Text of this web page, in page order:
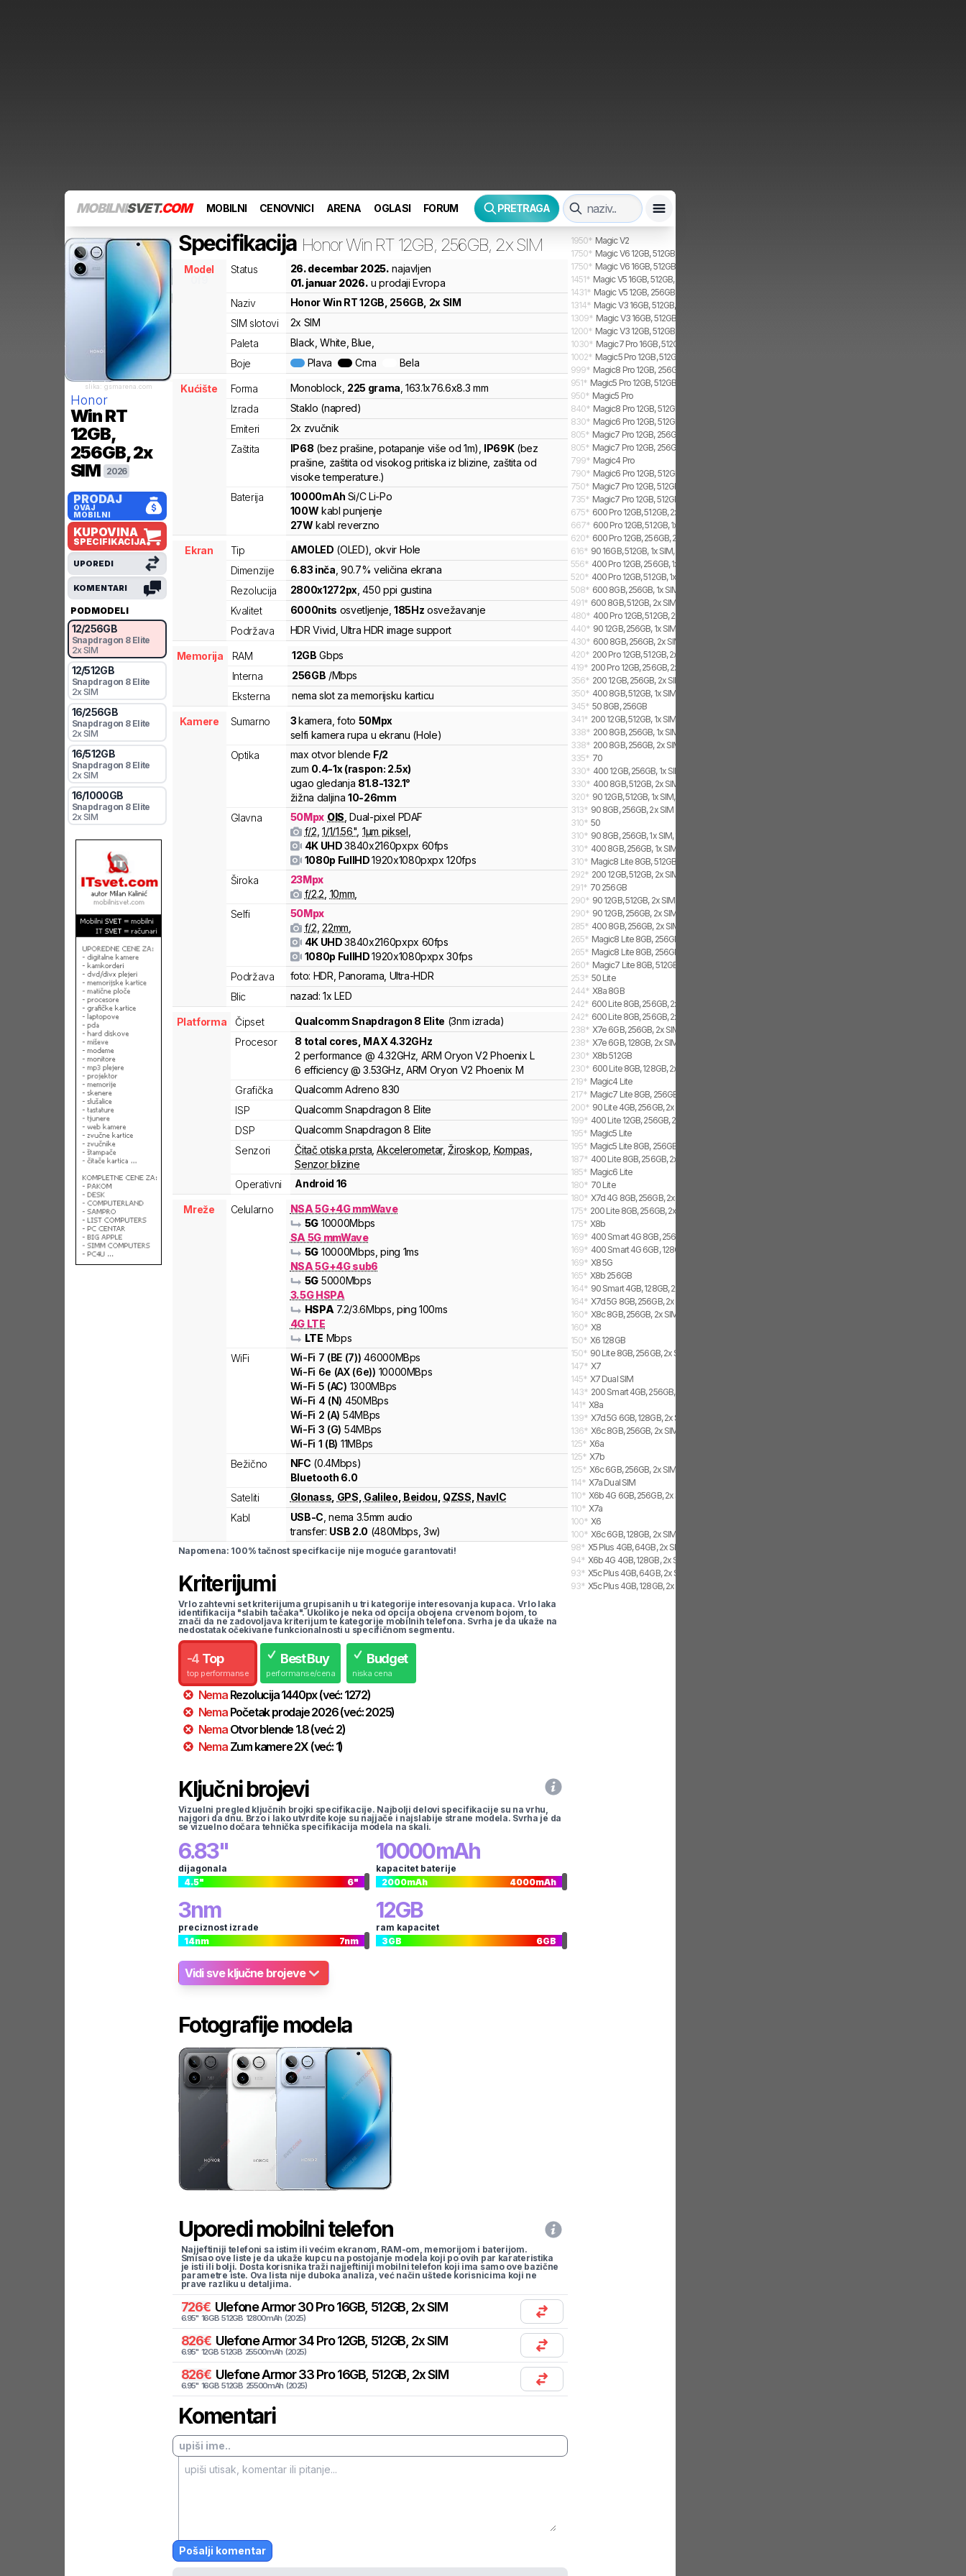
MOBILNISVET.COM MOBILNI CENOVNICI ARENA OGLASI FORUM PRETRAGA
slika: gsmarena.com
Honor
Win RT
12GB,
256GB, 2x
SIM
2026
PRODAJ
OVAJ
MOBILNI
KUPOVINA
SPECIFIKACIJA
KOMENTARI
UPOREDI
PODMODELI
12/256GB
Snapdragon 8 Elite
2x SIM
12/512GB
Snapdragon 8 Elite
2x SIM
16/256GB
Snapdragon 8 Elite
2x SIM
16/512GB
Snapdragon 8 Elite
2x SIM
16/1000GB
Snapdragon 8 Elite
2x SIM
Specifikacija HonorWin RT 12GB, 256GB, 2x SIM
Model
Status 26. decembar 2025. najavljen
01. januar 2026. u prodaji Evropa
Naziv
HonorWin RT 12GB, 256GB, 2x SIM
SIM slotovi
2x SIM
Paleta
Black, White, Blue,
Boje
Plava Crna Bela
Kućište Forma Monoblock 225 grama ,163.1x76.6x8.3 mm
Izrada
Staklo (napred)
Emiteri
2x zvučnik
Zaštita
IP68 (bez prašine, potapanje više od 1m) IP69K (bez
prašine, zaštita od visokog pritiska iz blizine, zaštita od
visoke temperature.)
Baterija
10000mAh Si/C Li-Po
100W kabl punjenje
27W kabl reverzno
Ekran Tip AMOLED (OLED) , okvir Hole
Dimenzije
6.83 inča , 90.7% veličina ekrana
Rezolucija
2800x1272px ,450 ppi gustina
Kvalitet
6000nits osvetljenje 185Hz osvežavanje
Podržava
HDR Vivid ,Ultra HDR image support
Memorija RAM 12GB Gbps
Interna
256GB /Mbps
Eksterna
nema slot za memorijsku karticu
Kamere Sumarno 3kamera foto 50Mpx
selfi kamera rupa u ekranu (Hole)
Optika
max otvor blende F/2
zum 0.4-1x (raspon: 2.5x)
ugao gledanja 81.8-132.1°
žižna daljina 10-26mm
Glavna
50Mpx OIS ,Dual-pixel PDAF
f/2 1/1/1.56" 1µm piksel
4K UHD 3840x2160pxpx 60fps
1080p FullHD1920x1080pxpx120fps
Široka
23Mpx
f/2.2 10mm
Selfi
50Mpx
f/2 22mm
4K UHD 3840x2160pxpx 60fps
1080p FullHD1920x1080pxpx30fps
Podržava
foto: HDR, Panorama, Ultra-HDR
Blic
nazad: 1x LED
Platforma Čipset QualcommSnapdragon 8 Elite (3nm izrada)
Procesor
8 total cores , MAX 4.32GHz
2 performance @ 4.32GHz, ARM Oryon V2 Phoenix L
6 efficiency @ 3.53GHz,ARM Oryon V2 Phoenix M
Grafička
Qualcomm Adreno 830
ISP
Qualcomm Snapdragon 8 Elite
DSP
Qualcomm Snapdragon 8 Elite
Senzori
Čitač otiska prsta ,Akcelerometar,Žiroskop Kompas
Senzor blizine
Operativni
Android 16
Mreže Celularno
NSA 5G+4G mmWave
5G 10000Mbps
SA 5G mmWave
5G 10000Mbps , ping 1ms
NSA 5G+4G sub6
5G 5000Mbps
3.5G HSPA
HSPA 7.2/3.6Mbps , ping 100ms
4G LTE
LTE Mbps
WiFi
Wi-Fi 7 (BE (7)) 46000MBps
Wi-Fi 6e (AX (6e)) 10000MBps
Wi-Fi 5 (AC) 1300MBps
Wi-Fi 4 (N) 450MBps
Wi-Fi 2 (A) 54MBps
Wi-Fi 3 (G) 54MBps
Wi-Fi 1 (B) 11MBps
Bežično
NFC (0.4Mbps)
Bluetooth 6.0
Sateliti
Glonass GPS Galileo Beidou QZSS NavIC
Kabl
USB-C , nema 3.5mm audio
transfer: USB 2.0 (480Mbps,3w)
Napomena: 100% tačnost specifkacije nije moguće garantovati!
Kriterijumi
Vrlo zahtevni set kriterijuma grupisanih u tri kategorije interesovanja kupaca. Vrlo laka
identifikacija "slabih tačaka". Ukoliko je neka od opcija obojena crvenom bojom, to
znači da ne zadovoljava kriterijum te kategorije mobilnih telefona. Svrha je da ukaže na
nedostatak očekivane funkcionalnosti u specifičnom segmentu.
-4 Top
top performanse
Best Buy
performanse/cena
Budget
niska cena
Nema Rezolucija1440px(već: 1272)
Nema Početak prodaje2026(već:2025)
Nema Otvor blende 1.8(već: 2)
Nema Zum kamere2X(već: 1)
Ključni brojevi
Vizuelni pregled ključnih brojki specifikacije. Najbolji delovi specifikacije su na vrhu,
najgori da dnu. Brzo i lako utvrdite koje su najjače i najslabije strane modela. Svrha je da
se vizuelno dočara tehnička specifikacija modela na skali.
6.83"
dijagonala
4.5" 6"
10000mAh
kapacitet baterije
2000mAh 4000mAh
3nm
preciznost izrade
14nm 7nm
12GB
ram kapacitet
3GB 6GB
Vidi sve ključne brojeve
Fotografije modela
Uporedi mobilni telefon
Najjeftiniji telefoni sa istim ili većim ekranom, RAM-om, memorijom i baterijom.
Smisao ove liste je da ukaže kupcu na postojanje modela koji po ovih par karateristika
je isti ili bolji. Dosta korisnika traži najjeftiniji mobilni telefon koji ima samo ove bazične
parametre iste. Ova lista nije duboka analiza, već način uštede korisnicima koji ne
prave razliku u detaljima.
726€ UlefoneArmor 30 Pro 16GB, 512GB, 2x SIM
6.95" 16GB 512GB 12800mAh (2025)
826€ UlefoneArmor 34 Pro 12GB, 512GB, 2x SIM
6.95" 12GB 512GB 25500mAh (2025)
826€ UlefoneArmor 33 Pro 16GB, 512GB, 2x SIM
6.95" 16GB 512GB 25500mAh (2025)
Komentari
Pošalji komentar
1950* Magic V2
1750* Magic V6 12GB, 512GB, 2x SIM, 2x eSIM
1750* Magic V6 16GB, 512GB, 2x SIM
1451* Magic V5 16GB, 512GB, 2x SIM
1431* Magic V5 12GB, 256GB, 2x SIM
1314* Magic V3 16GB, 512GB, 2x SIM
1309* Magic V3 16GB, 512GB, 1x SIM, 1x eSIM
1200* Magic V3 12GB, 512GB, 2x SIM
1030* Magic7 Pro 16GB, 512GB, 2x SIM
1002* Magic5 Pro 12GB, 512GB, Dual SIM
999* Magic8 Pro 12GB, 256GB, 1x SIM, 1x eSIM
951* Magic5 Pro 12GB, 512GB
950* Magic5 Pro
840* Magic8 Pro 12GB, 512GB, 1x SIM, 1x eSIM
830* Magic6 Pro 12GB, 512GB, 2x SIM
805* Magic7 Pro 12GB, 256GB, 1x SIM, 1x eSIM
805* Magic7 Pro 12GB, 256GB, 2x SIM
799* Magic4 Pro
790* Magic6 Pro 12GB, 512GB, 1x SIM, 1x eSIM
750* Magic7 Pro 12GB, 512GB, 1x SIM, 1x eSIM
735* Magic7 Pro 12GB, 512GB, 2x SIM
675* 600 Pro 12GB, 512GB, 2x SIM, 1x eSIM
667* 600 Pro 12GB, 512GB, 1x SIM, 1x eSIM
620* 600 Pro 12GB, 256GB, 2x SIM, 1x eSIM
616* 90 16GB, 512GB, 1x SIM, 1x eSIM
556* 400 Pro 12GB, 256GB, 1x SIM, 1x eSIM
520* 400 Pro 12GB, 512GB, 1x SIM, 1x eSIM
508* 600 8GB, 256GB, 1x SIM, 1x eSIM
491* 600 8GB, 512GB, 2x SIM, 1x eSIM
480* 400 Pro 12GB, 512GB, 2x SIM, 1x eSIM
440* 90 12GB, 256GB, 1x SIM, 1x eSIM
430* 600 8GB, 256GB, 2x SIM, 1x eSIM
420* 200 Pro 12GB, 512GB, 2x SIM
419* 200 Pro 12GB, 256GB, 2x SIM
356* 200 12GB, 256GB, 2x SIM
350* 400 8GB, 512GB, 1x SIM, 1x eSIM
345* 50 8GB, 256GB
341* 200 12GB, 512GB, 1x SIM, 1x eSIM
338* 200 8GB, 256GB, 1x SIM, 1x eSIM
338* 200 8GB, 256GB, 2x SIM
335* 70
330* 400 12GB, 256GB, 1x SIM, 1x eSIM
330* 400 8GB, 512GB, 2x SIM, 1x eSIM
320* 90 12GB, 512GB, 1x SIM, 1x eSIM
313* 90 8GB, 256GB, 2x SIM
310* 50
310* 90 8GB, 256GB, 1x SIM, 1x eSIM
310* 400 8GB, 256GB, 1x SIM, 1x eSIM
310* Magic8 Lite 8GB, 512GB, 2x SIM
292* 200 12GB, 512GB, 2x SIM
291* 70 256GB
290* 90 12GB, 512GB, 2x SIM
290* 90 12GB, 256GB, 2x SIM
285* 400 8GB, 256GB, 2x SIM, 1x eSIM
265* Magic8 Lite 8GB, 256GB, 2x SIM, 1x eSIM
265* Magic8 Lite 8GB, 256GB, 2x SIM
260* Magic7 Lite 8GB, 512GB, 1x SIM, 1x eSIM
253* 50 Lite
244* X8a 8GB
242* 600 Lite 8GB, 256GB, 2x SIM
242* 600 Lite 8GB, 256GB, 2x SIM, 1x eSIM
238* X7e 6GB, 256GB, 2x SIM
238* X7e 6GB, 128GB, 2x SIM
230* X8b 512GB
230* 600 Lite 8GB, 128GB, 2x SIM, 1x eSIM
219* Magic4 Lite
217* Magic7 Lite 8GB, 256GB, 1x SIM, 1x eSIM
200* 90 Lite 4GB, 256GB, 2x SIM
199* 400 Lite 12GB, 256GB, 2x SIM
195* Magic5 Lite
195* Magic5 Lite 8GB, 256GB
187* 400 Lite 8GB, 256GB, 2x SIM
185* Magic6 Lite
180* 70 Lite
180* X7d 4G 8GB, 256GB, 2x SIM
175* 200 Lite 8GB, 256GB, 2x SIM
175* X8b
169* 400 Smart 4G 8GB, 256GB, 2x SIM
169* 400 Smart 4G 6GB, 128GB, 2x SIM
169* X8 5G
165* X8b 256GB
164* 90 Smart 4GB, 128GB, 2x SIM
164* X7d 5G 8GB, 256GB, 2x SIM
160* X8c 8GB, 256GB, 2x SIM
160* X8
150* X6 128GB
150* 90 Lite 8GB, 256GB, 2x SIM
147* X7
145* X7 Dual SIM
143* 200 Smart 4GB, 256GB, 2x SIM
141* X8a
139* X7d 5G 6GB, 128GB, 2x SIM
136* X6c 8GB, 256GB, 2x SIM
125* X6a
125* X7b
125* X6c 6GB, 256GB, 2x SIM
114* X7a Dual SIM
110* X6b 4G 6GB, 256GB, 2x SIM
110* X7a
100* X6
100* X6c 6GB, 128GB, 2x SIM
98* X5 Plus 4GB, 64GB, 2x SIM
94* X6b 4G 4GB, 128GB, 2x SIM
93* X5c Plus 4GB, 64GB, 2x SIM
93* X5c Plus 4GB, 128GB, 2x SIM